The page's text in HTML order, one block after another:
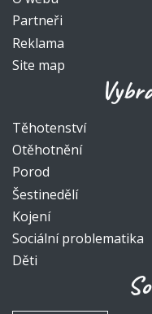
Partneři
Reklama
Site map
Těhotenství
Otěhotnění
Porod
Šestinedělí
Kojení
Sociální problematika
Děti